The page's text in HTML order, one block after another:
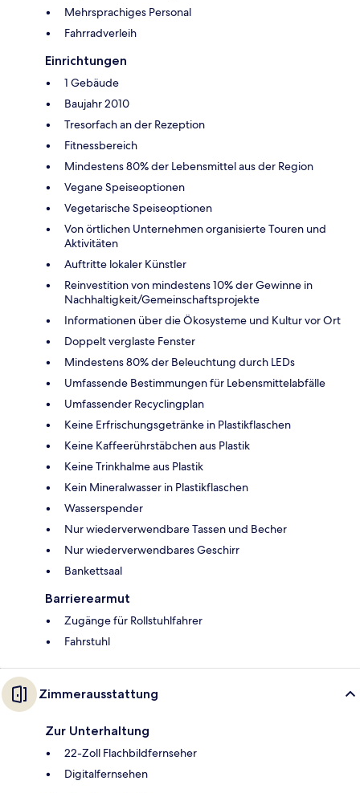
Mehrsprachiges Personal
Fahrradverleih
Einrichtungen
1 Gebäude
Baujahr 2010
Tresorfach an der Rezeption
Fitnessbereich
Mindestens 80% der Lebensmittel aus der Region
Vegane Speiseoptionen
Vegetarische Speiseoptionen
Von örtlichen Unternehmen organisierte Touren und
Aktivitäten
Auftritte lokaler Künstler
Reinvestition von mindestens 10% der Gewinne in
Nachhaltigkeit/Gemeinschaftsprojekte
Informationen über die Ökosysteme und Kultur vor Ort
Doppelt verglaste Fenster
Mindestens 80% der Beleuchtung durch LEDs
Umfassende Bestimmungen für Lebensmittelabfälle
Umfassender Recyclingplan
Keine Erfrischungsgetränke in Plastikflaschen
Keine Kaffeerührstäbchen aus Plastik
Keine Trinkhalme aus Plastik
Kein Mineralwasser in Plastikflaschen
Wasserspender
Nur wiederverwendbare Tassen und Becher
Nur wiederverwendbares Geschirr
Bankettsaal
Barrierearmut
Zugänge für Rollstuhlfahrer
Fahrstuhl
Zimmerausstattung
Zur Unterhaltung
22-Zoll Flachbildfernseher
Digitalfernsehen